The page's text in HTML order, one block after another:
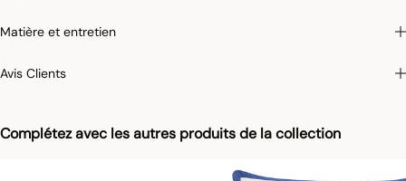
Complétez avec les autres produits de la collection
assurer une similitude parfaite avec le produit vendu, notamment en ce qui
Matière et entretien
Avis Clients